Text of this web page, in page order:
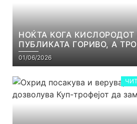
НОЌТА КОГА КИСЛОРОДОТ
ПУБЛИКАТА ГОРИВО, А
РЕАЛНОСТ
01/06/2026